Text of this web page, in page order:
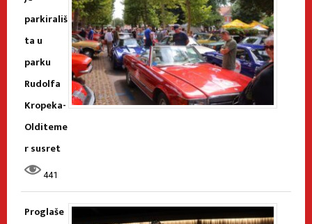
parkirališ
ta u
parku
Rudolfa
Kropeka-
Olditeme
r susret
441
Proglaše